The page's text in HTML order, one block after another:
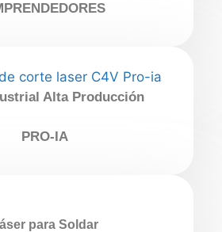
Alta Producción
PRO-IA
para Soldar